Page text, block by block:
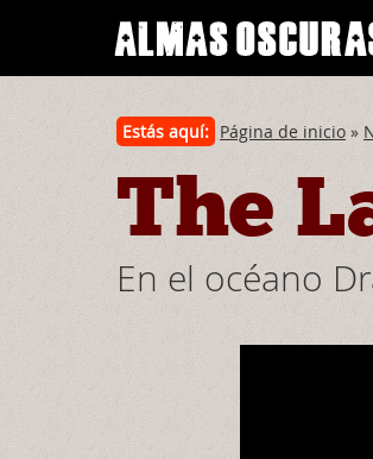
Estás aquí: Página de inicio »
The
En el océano